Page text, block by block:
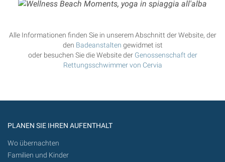
Alle Informationen finden Sie in unserem Abschnitt der Website, der
den Badeanstalten gewidmet ist
oder besuchen Sie die Website der Genossenschaft der
Rettungsschwimmer von Cervia
PLANEN SIE IHREN AUFENTHALT
Wo übernachten
Familien und Kinder